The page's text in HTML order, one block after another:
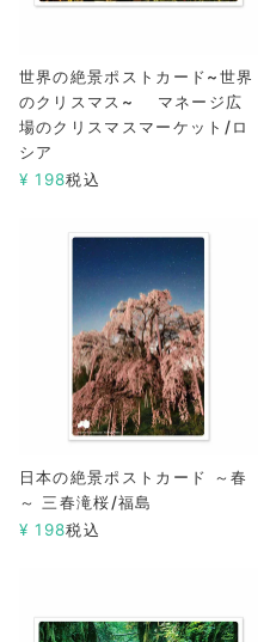
世界の絶景ポストカード~世界
のクリスマス~ マネージ広
場のクリスマスマーケット/ロ
シア
¥ 198税込
日本の絶景ポストカード ～春
～ 三春滝桜/福島
¥ 198税込